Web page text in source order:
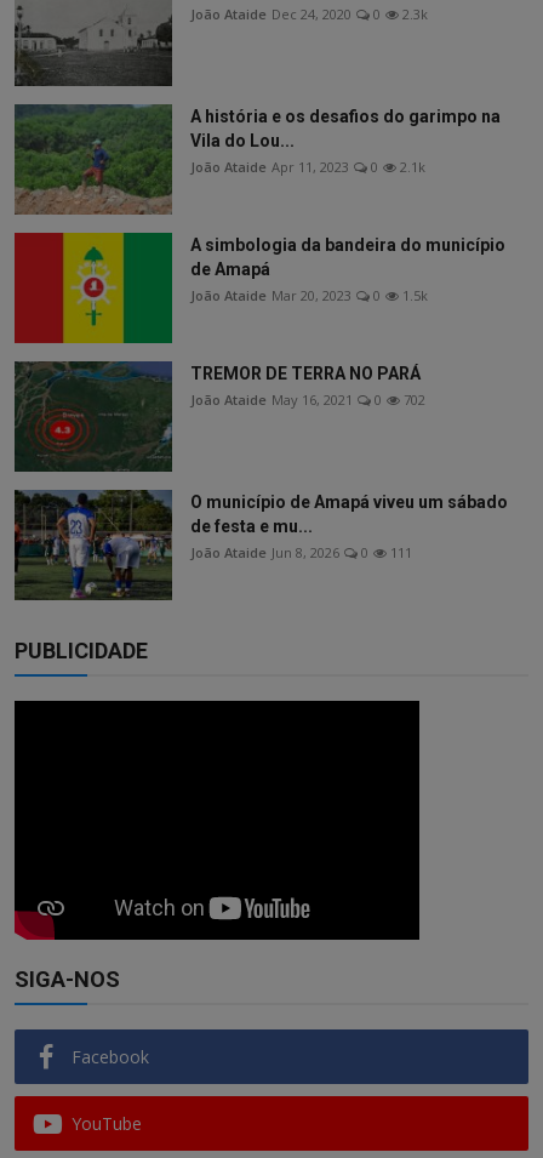
João Ataide Dec 24, 2020 0 2.3k
A história e os desafios do garimpo na
Vila do Lou...
João Ataide Apr 11, 2023 0 2.1k
A simbologia da bandeira do município
de Amapá
João Ataide Mar 20, 2023 0 1.5k
TREMOR DE TERRA NO PARÁ
João Ataide May 16, 2021 0 702
O município de Amapá viveu um sábado
de festa e mu...
João Ataide Jun 8, 2026 0 111
PUBLICIDADE
SIGA-NOS
Facebook
YouTube